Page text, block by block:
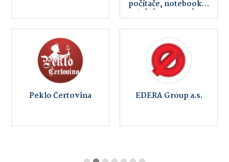
telefony, servis,
internet
Peklo Čertovina EDERA Group a.s.